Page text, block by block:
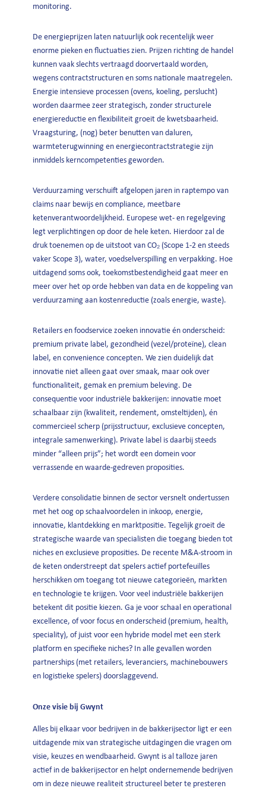
monitoring.
De energieprijzen laten natuurlijk ook recentelijk weer
enorme pieken en fluctuaties zien. Prijzen richting de handel
kunnen vaak slechts vertraagd doorvertaald worden,
wegens contractstructuren en soms nationale maatregelen.
Energie intensieve processen (ovens, koeling, perslucht)
worden daarmee zeer strategisch, zonder structurele
energiereductie en flexibiliteit groeit de kwetsbaarheid.
Vraagsturing, (nog) beter benutten van daluren,
warmteterugwinning en energiecontractstrategie zijn
inmiddels kerncompetenties geworden.
Verduurzaming verschuift afgelopen jaren in raptempo van
claims naar bewijs en compliance, meetbare
ketenverantwoordelijkheid. Europese wet- en regelgeving
legt verplichtingen op door de hele keten. Hierdoor zal de
druk toenemen op de uitstoot van CO₂ (Scope 1-2 en steeds
vaker Scope 3), water, voedselverspilling en verpakking. Hoe
uitdagend soms ook, toekomstbestendigheid gaat meer en
meer over het op orde hebben van data en de koppeling van
verduurzaming aan kostenreductie (zoals energie, waste).
Retailers en foodservice zoeken innovatie én onderscheid:
premium private label, gezondheid (vezel/proteïne), clean
label, en convenience concepten. We zien duidelijk dat
innovatie niet alleen gaat over smaak, maar ook over
functionaliteit, gemak en premium beleving. De
consequentie voor industriële bakkerijen: innovatie moet
schaalbaar zijn (kwaliteit, rendement, omsteltijden), én
commercieel scherp (prijsstructuur, exclusieve concepten,
integrale samenwerking). Private label is daarbij steeds
minder “alleen prijs”; het wordt een domein voor
verrassende en waarde-gedreven proposities.
Verdere consolidatie binnen de sector versnelt ondertussen
met het oog op schaalvoordelen in inkoop, energie,
innovatie, klantdekking en marktpositie. Tegelijk groeit de
strategische waarde van specialisten die toegang bieden tot
niches en exclusieve proposities. De recente M&A-stroom in
de keten onderstreept dat spelers actief portefeuilles
herschikken om toegang tot nieuwe categorieën, markten
en technologie te krijgen. Voor veel industriële bakkerijen
betekent dit positie kiezen. Ga je voor schaal en operational
excellence, of voor focus en onderscheid (premium, health,
speciality), of juist voor een hybride model met een sterk
platform en specifieke niches? In alle gevallen worden
partnerships (met retailers, leveranciers, machinebouwers
en logistieke spelers) doorslaggevend.
Onze visie bij Gwynt
Alles bij elkaar voor bedrijven in de bakkerijsector ligt er een
uitdagende mix van strategische uitdagingen die vragen om
visie, keuzes en wendbaarheid. Gwynt is al talloze jaren
actief in de bakkerijsector en helpt ondernemende bedrijven
om in deze nieuwe realiteit structureel beter te presteren